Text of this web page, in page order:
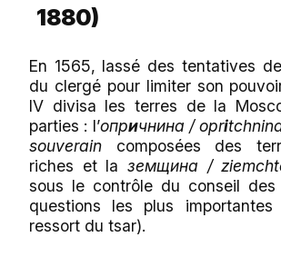
1880)
En 1565, lassé des tentatives
du clergé pour limiter son
IV divisa les terres de la
parties : l’опричнина / opri
souverain composées des
riches et la земщина / zie
sous le contrôle du conseil des
questions les plus
ressort du tsar).